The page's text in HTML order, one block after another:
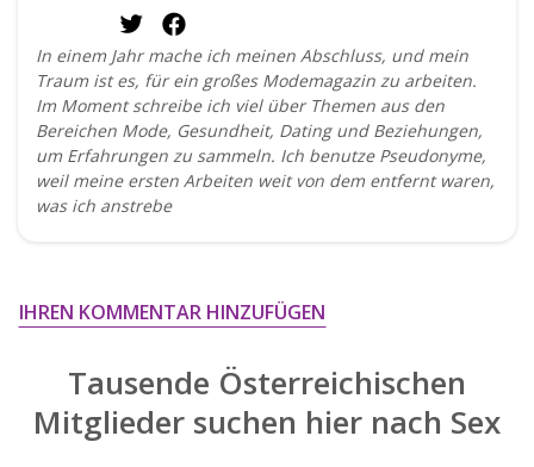
In einem Jahr mache ich meinen Abschluss, und mein
Traum ist es, für ein großes Modemagazin zu arbeiten.
Im Moment schreibe ich viel über Themen aus den
Bereichen Mode, Gesundheit, Dating und Beziehungen,
um Erfahrungen zu sammeln. Ich benutze Pseudonyme,
weil meine ersten Arbeiten weit von dem entfernt waren,
was ich anstrebe
IHREN KOMMENTAR HINZUFÜGEN
Tausende Österreichischen
Mitglieder suchen hier nach Sex